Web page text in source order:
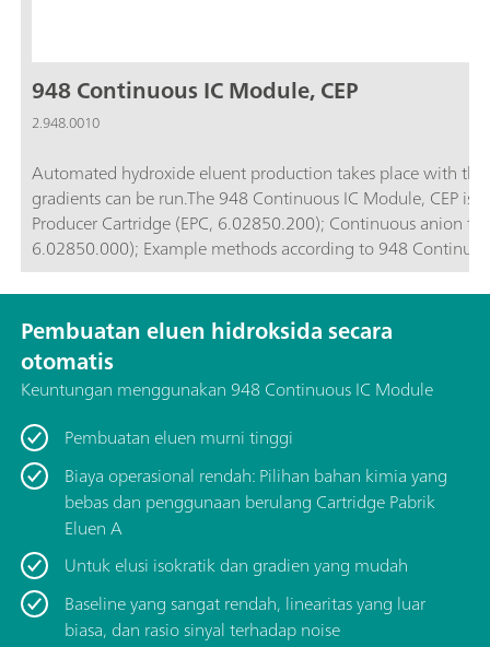
948 Continuous IC Module, CEP
2.948.0010
Automated hydroxide eluent production takes place with
gradients can be run.The 948 Continuous IC Module, CEP is
Producer Cartridge (EPC, 6.02850.200); Continuous anion trap (CT, 6.02850.100); High-pressure degasser (H-DEG,
6.02850.000); Example methods according to 948
Pembuatan eluen hidroksida secara
otomatis
Keuntungan menggunakan 948 Continuous IC Module
Pembuatan eluen murni tinggi
Biaya operasional rendah: Pilihan bahan kimia yang
bebas dan penggunaan berulang Cartridge Pabrik
Eluen A
Untuk elusi isokratik dan gradien yang mudah
Baseline yang sangat rendah, linearitas yang luar
biasa, dan rasio sinyal terhadap noise